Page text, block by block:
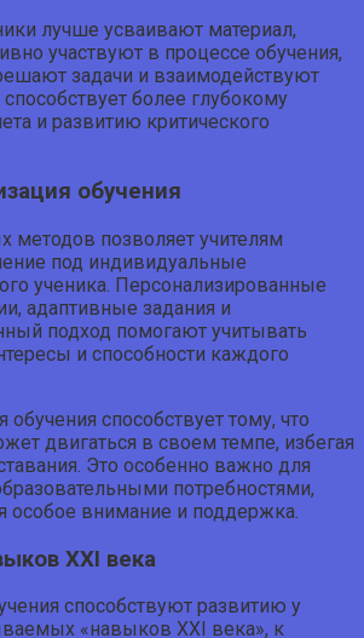
лучше усваивают материал,
участвуют в процессе обучения,
задачи и взаимодействуют
более глубокому
и развитию критического
обучения
методов позволяет учителям
под индивидуальные
ученика. Персонализированные
адаптивные задания и
подход помогают учитывать
и способности каждого
способствует тому, что
двигаться в своем темпе, избегая
Это особенно важно для
потребностями,
особое внимание и поддержка.
XXI века
способствуют развитию у
«навыков XXI века», к